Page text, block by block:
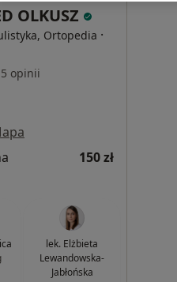
OLKUSZ
Ortopedia ·
opinii
150 zł
lek. Elżbieta
Lewandowska-
Jabłońska